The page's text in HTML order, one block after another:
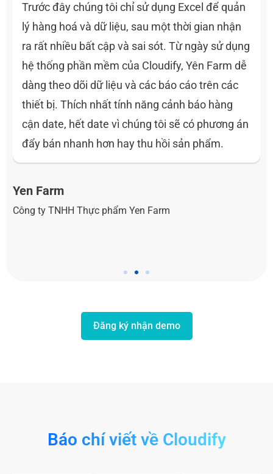
Trước đây chúng tôi chỉ sử dụng Excel để quản
lý hàng hoá và dữ liệu, sau một thời gian nhận
ra rất nhiều bất cập và sai sót. Từ ngày sử dụng
hệ thống phần mềm của Cloudify, Yên Farm dễ
dàng theo dõi dữ liệu và các báo cáo trên các
thiết bị. Thích nhất tính năng cảnh báo hàng
cận date, hết date vì chúng tôi sẽ có phương án
đẩy bán nhanh hơn hay thu hồi sản phẩm.
Yen Farm
Công ty TNHH Thực phẩm Yen Farm
Đăng ký nhận demo
Báo chí viết về Cloudify